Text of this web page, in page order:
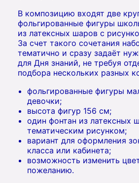
В композицию входят две
фольгированные фигуры
из латексных шаров с
За счет такого сочетания
тематично и сразу задаёт
для Дня знаний, не требуя
подбора нескольких разных
фольгированные фигуры
девочки;
высота фигур 156 см;
один фонтан из латексных
тематическим рисунком;
вариант для оформления
класса или кабинета;
возможность изменить
пожеланию.